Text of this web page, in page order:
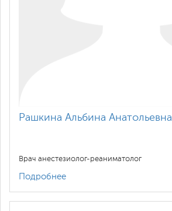
Рашкина Альбина Анатольевна
Врач анестезиолог-реаниматолог
Подробнее